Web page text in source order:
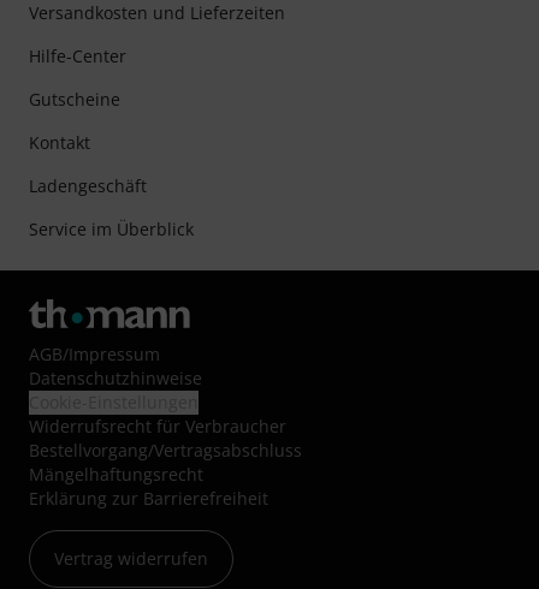
Versandkosten und Lieferzeiten
Hilfe-Center
Gutscheine
Kontakt
Ladengeschäft
Service im Überblick
AGB/Impressum
Datenschutzhinweise
Widerrufsrecht für Verbraucher
Bestellvorgang/Vertragsabschluss
Mängelhaftungsrecht
Erklärung zur Barrierefreiheit
Vertrag widerrufen